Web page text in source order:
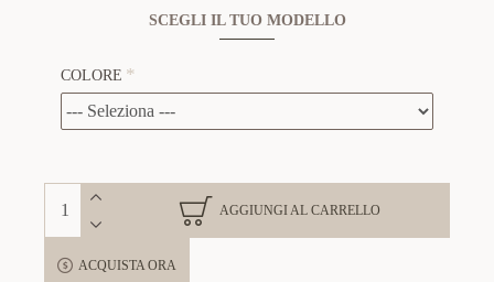
SCEGLI IL TUO MODELLO
COLORE
AGGIUNGI AL CARRELLO
ACQUISTA ORA